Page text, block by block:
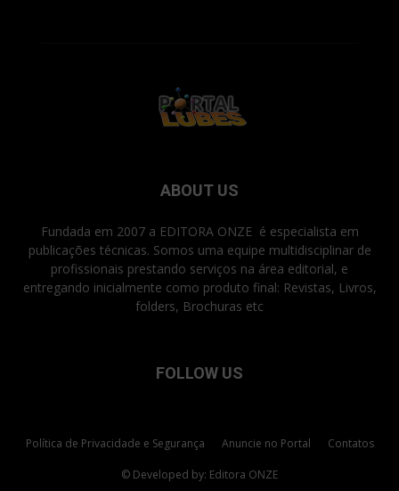
ABOUT US
Fundada em 2007 a EDITORA ONZE é especialista em
publicações técnicas. Somos uma equipe multidisciplinar de
profissionais prestando serviços na área editorial, e
entregando inicialmente como produto final: Revistas, Livros,
folders, Brochuras etc
FOLLOW US
Política de Privacidade e Segurança Anuncie no Portal Contatos
© Developed by: Editora ONZE